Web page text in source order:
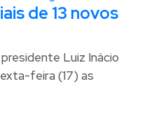
de 13 novos
Luiz Inácio
feira (17) as